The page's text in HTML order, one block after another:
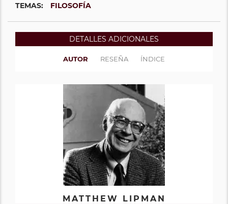
TEMAS: FILOSOFÍA
DETALLES ADICIONALES
AUTOR RESEÑA ÍNDICE
MATTHEW LIPMAN